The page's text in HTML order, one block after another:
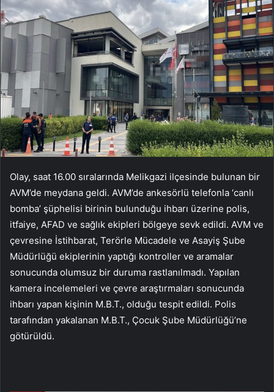
Olay, saat 16.00 sıralarında Melikgazi ilçesinde bulunan bir
AVM’de meydana geldi. AVM’de ankesörlü telefonla ‘canlı
bomba’ şüphelisi birinin bulunduğu ihbarı üzerine polis,
itfaiye, AFAD ve sağlık ekipleri bölgeye sevk edildi. AVM ve
çevresine İstihbarat, Terörle Mücadele ve Asayiş Şube
Müdürlüğü ekiplerinin yaptığı kontroller ve aramalar
sonucunda olumsuz bir duruma rastlanılmadı. Yapılan
kamera incelemeleri ve çevre araştırmaları sonucunda
ihbarı yapan kişinin M.B.T., olduğu tespit edildi. Polis
tarafından yakalanan M.B.T., Çocuk Şube Müdürlüğü’ne
götürüldü.